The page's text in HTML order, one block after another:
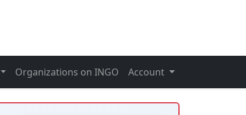
Organizations on INGO Account